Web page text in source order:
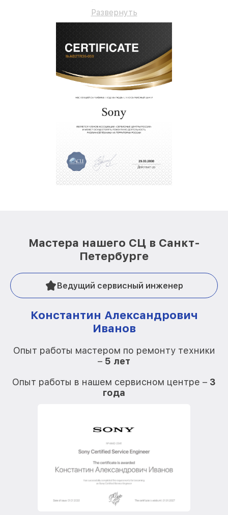
Развернуть
Мастера нашего СЦ в Санкт-
Петербурге
Ведущий сервисный инженер
Константин Александрович
Иванов
Опыт работы мастером по ремонту техники
– 5 лет
Опыт работы в нашем сервисном центре – 3
года